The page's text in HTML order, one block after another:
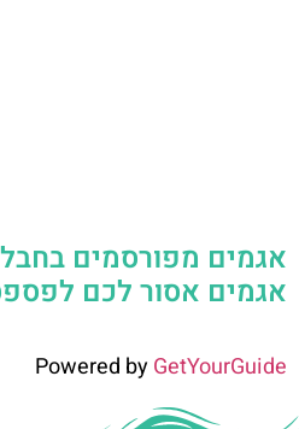
אגמים מפורסמים בחבל
אגמים אסור לכם
Powered byGetYourGuide